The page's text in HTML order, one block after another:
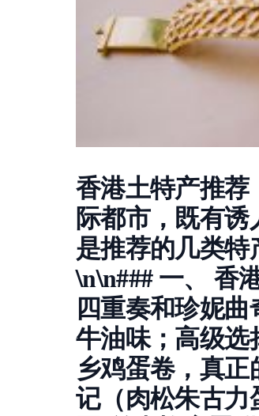
香港土特产推
际都市，既有
是推荐的几类特
\n\n### 一、 香
四重奏和珍妮
牛油味；高级选
乡鸡蛋卷，真
记（肉松朱古